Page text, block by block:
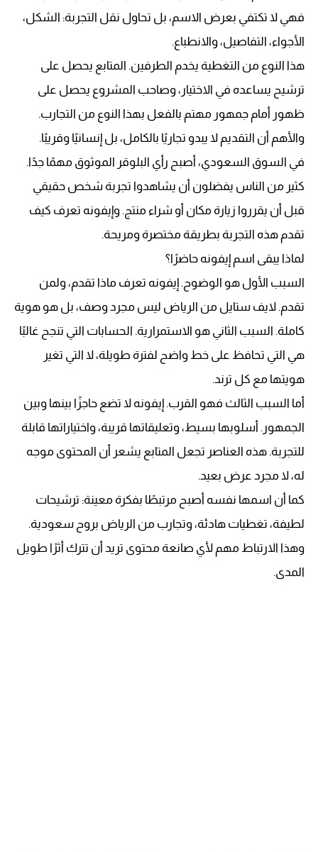
فهي لا تكتفي بعرض الاسم، بل تحاول نقل التجربة: الشكل،
الأجواء، التفاصيل، والانطباع.
هذا النوع من التغطية يخدم الطرفين. المتابع يحصل على
ترشيح يساعده في الاختيار، وصاحب المشروع يحصل على
ظهور أمام جمهور مهتم بالفعل بهذا النوع من التجارب.
والأهم أن التقديم لا يبدو تجاريًا بالكامل، بل إنسانيًا وقريبًا.
في السوق السعودي، أصبح رأي البلوقر الموثوق مهمًا جدًا.
كثير من الناس يفضلون أن يشاهدوا تجربة شخص حقيقي
قبل أن يقرروا زيارة مكان أو شراء منتج. وإيفونه تعرف كيف
تقدم هذه التجربة بطريقة مختصرة ومريحة.
لماذا يبقى اسم إيفونه حاضرًا؟
السبب الأول هو الوضوح. إيفونه تعرف ماذا تقدم، ولمن
تقدم. لايف ستايل من الرياض ليس مجرد وصف، بل هو هوية
كاملة. السبب الثاني هو الاستمرارية. الحسابات التي تنجح غالبًا
هي التي تحافظ على خط واضح لفترة طويلة، لا التي تغير
هويتها مع كل ترند.
أما السبب الثالث فهو القرب. إيفونه لا تضع حاجزًا بينها وبين
الجمهور. أسلوبها بسيط، وتعليقاتها قريبة، واختياراتها قابلة
للتجربة. هذه العناصر تجعل المتابع يشعر أن المحتوى موجه
له، لا مجرد عرض بعيد.
كما أن اسمها نفسه أصبح مرتبطًا بفكرة معينة: ترشيحات
لطيفة، تغطيات هادئة، وتجارب من الرياض بروح سعودية.
وهذا الارتباط مهم لأي صانعة محتوى تريد أن تترك أثرًا طويل
المدى.